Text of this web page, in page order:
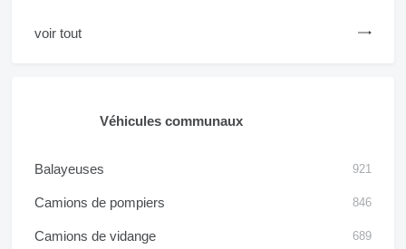
voir tout
Véhicules communaux
Balayeuses 921
Camions de pompiers 846
Camions de vidange 689